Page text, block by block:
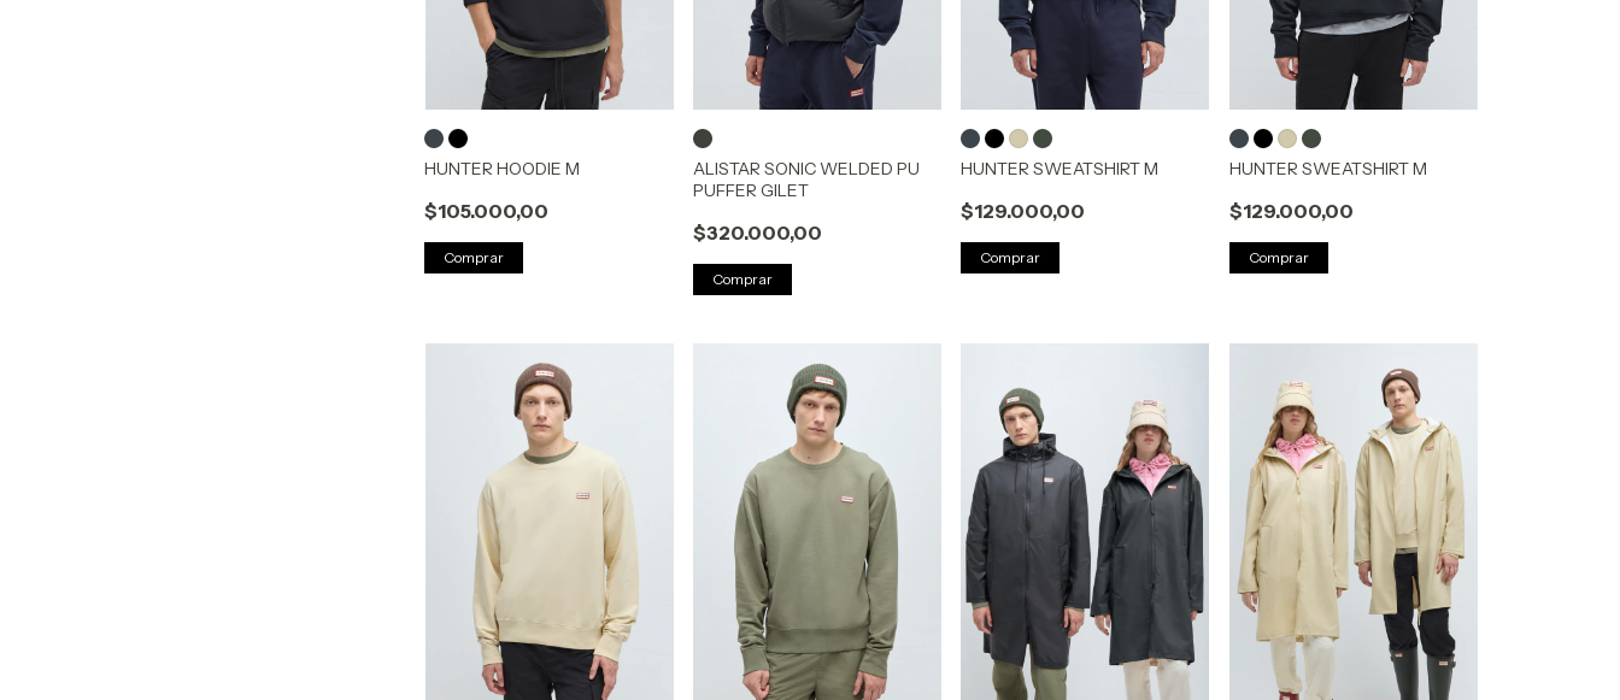
HUNTER HOODIE M
$105.000,00
Comprar
ALISTAR SONIC WELDED PU
PUFFER GILET
$320.000,00
Comprar
HUNTER SWEATSHIRT M
$129.000,00
Comprar
HUNTER SWEATSHIRT M
$129.000,00
Comprar